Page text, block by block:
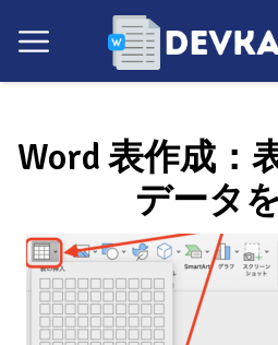
Word 表作成：
データ